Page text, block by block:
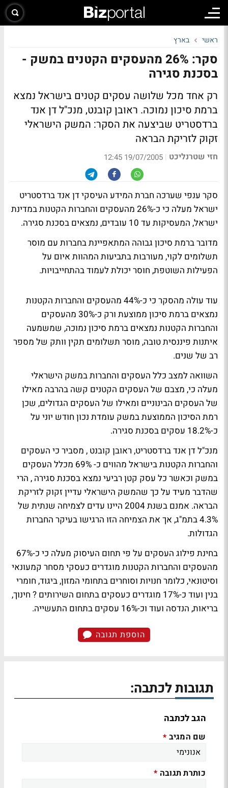
ראשי בארץ
סקר: 26% מהעסקים הקטנים במשק -
בסכנת סגירה
רק אחד מכל שלושה עסקים קטנים בישראל נמצא
ברמת סיכון נמוכה. ראובן קובנט, מנכ"ל דן אנד
ברדסטריט שביצעה את הסקר: המשק הישראלי
זקוק לזריקת הבראה
חזי שטרנליכט |
19/07/2005 12:45
סקר ענפי שערכה חברת המידע העיסקי דן אנד ברדסטריט
ישראל מעלה כי כ-26% מהעסקים והחברות הקטנות במדינת
ישראל, המעסיקות עד 10 עובדים, נמצאים בסכנת סגירה.
מדובר ברמת סיכון גבוהה המתאפיינת בחברות עם מוסר
תשלומים לקוי, מעורבות בתביעות המהוות איום על
הפעילות השוטפת, חוסר יכולת לעמוד בהתחייבויות.
עוד עולה מהסקר כי כ-44% מהעסקים והחברות הקטנות
נמצאים ברמת סיכון ממוצעת ורק כ-30% מהעסקים
והחברות הקטנות נמצאים ברמת סיכון נמוכה, שמשמעה
איתנות פיננסית טובה, מוסר תשלומים תקין וותק של מספר
רב של שנים.
השוואה למצב כלל העסקים והחברות במשק הישראלי
מעלה כי, מצבם של העסקים הקטנים קשה בהרבה מאילו
של העסקים הבינוניים ומאילו של העסקים הגדולים, שכן
רמת הסיכון הממוצעת במשק עומדת נכון חודש יוני על
כ-18.2% עסקים בסכנת סגירה.
מנכ"ל דן אנד ברדסטריט, ראובן קובנט , מסביר כי העסקים
והחברות הקטנות בישראל מהווים כ- 69% מכלל העסקים
במשק וכאשר כל עסק קטן רביעי נמצא בסכנת סגירה , הרי
שהדבר מעיד על כך שהמשק הישראלי עדיין זקוק לזריקת
הבראה. אמנם בשנת 2004 היינו עדים לצמיחה שנתית של
4.3% בתמ"ג, אך את הצמיחה הזו הרגישו בעיקר החברות
הגדולות.
בחינת פילוג העסקים על פי תחום העיסוק מעלה כי כ-67%
מהעסקים והחברות הקטנות מוגדרים כעסקי מסחר קמעונאי
וסיטונאי, כלומר חנויות וסוחרים בתחומי המזון, ביגוד, חומרי
בנין ועוד כ-17% מוגדרים כעסקים בתחום השירותים ? חינוך,
בריאות, הנדסה ועוד וכ-16% עסקים בתחום התעשייה.
הוספת תגובה
תגובות לכתבה:
הגב לכתבה
שם המגיב *
כותרת תגובה *